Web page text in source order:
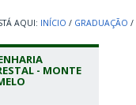
INÍCIO / GRADUAÇÃO /
- MONTE